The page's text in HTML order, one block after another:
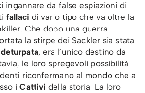
ingannare da false espiazioni di
fallaci di vario tipo che va oltre la
Che dopo una guerra
la stirpe dei Sackler sia stata
deturpata, era l’unico destino da
le loro spregevoli possibilità
riconfermano al mondo che a
iCattivi della storia. La loro